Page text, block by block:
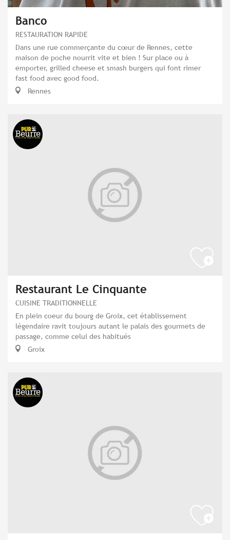
Banco
RESTAURATION RAPIDE
Dans une rue commerçante du cœur de Rennes, cette
maison de poche nourrit vite et bien ! Sur place ou à
emporter, grilled cheese et smash burgers qui font rimer
fast food avec good food.
Rennes
Restaurant Le Cinquante
CUISINE TRADITIONNELLE
En plein coeur du bourg de Groix, cet établissement
légendaire ravit toujours autant le palais des gourmets de
passage, comme celui des habitués
Groix